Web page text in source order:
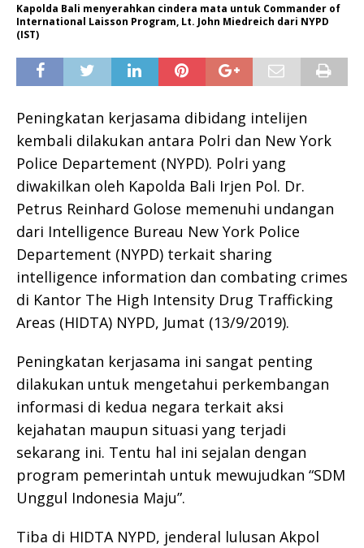
Kapolda Bali menyerahkan cindera mata untuk Commander of
International Laisson Program, Lt. John Miedreich dari NYPD
(IST)
Peningkatan kerjasama dibidang intelijen
kembali dilakukan antara Polri dan New York
Police Departement (NYPD). Polri yang
diwakilkan oleh Kapolda Bali Irjen Pol. Dr.
Petrus Reinhard Golose memenuhi undangan
dari Intelligence Bureau New York Police
Departement (NYPD) terkait sharing
intelligence information dan combating crimes
di Kantor The High Intensity Drug Trafficking
Areas (HIDTA) NYPD, Jumat (13/9/2019).
Peningkatan kerjasama ini sangat penting
dilakukan untuk mengetahui perkembangan
informasi di kedua negara terkait aksi
kejahatan maupun situasi yang terjadi
sekarang ini. Tentu hal ini sejalan dengan
program pemerintah untuk mewujudkan “SDM
Unggul Indonesia Maju”.
Tiba di HIDTA NYPD, jenderal lulusan Akpol